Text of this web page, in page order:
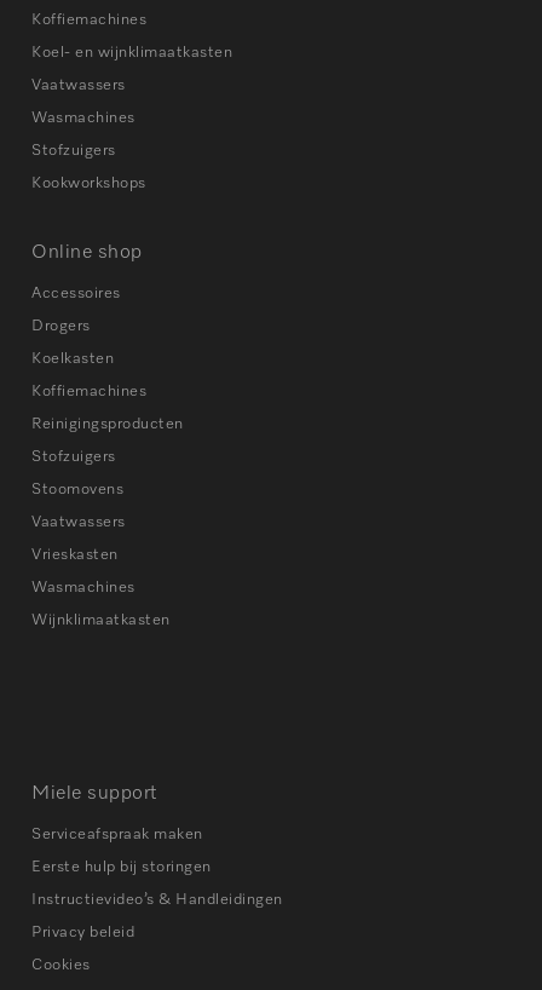
Koffiemachines
Koel- en wijnklimaatkasten
Vaatwassers
Wasmachines
Stofzuigers
Kookworkshops
Online shop
Accessoires
Drogers
Koelkasten
Koffiemachines
Reinigingsproducten
Stofzuigers
Stoomovens
Vaatwassers
Vrieskasten
Wasmachines
Wijnklimaatkasten
Miele support
Serviceafspraak maken
Eerste hulp bij storingen
Instructievideo’s & Handleidingen
Privacy beleid
Cookies